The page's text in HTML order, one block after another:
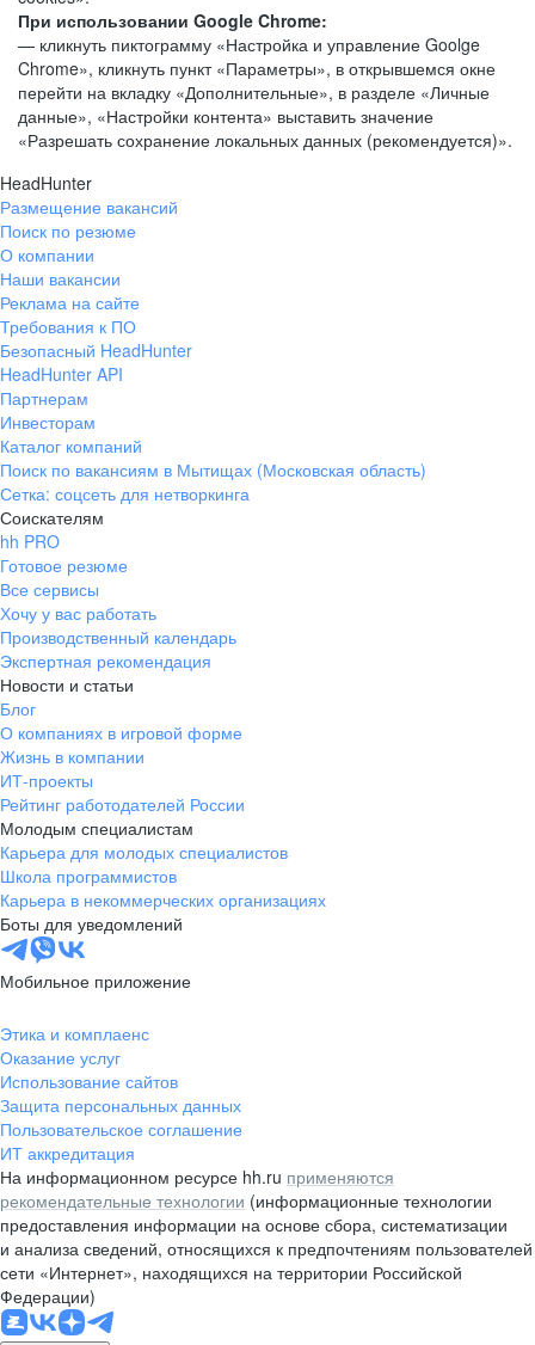
При использовании Google Chrome:
— кликнуть пиктограмму «Настройка и управление Goolge
Chrome», кликнуть пункт «Параметры», в открывшемся окне
перейти на вкладку «Дополнительные», в разделе «Личные
данные», «Настройки контента» выставить значение
«Разрешать сохранение локальных данных (рекомендуется)».
HeadHunter
Размещение вакансий
Поиск по резюме
О компании
Наши вакансии
Реклама на сайте
Требования к ПО
Безопасный HeadHunter
HeadHunter API
Партнерам
Инвесторам
Каталог компаний
Поиск по вакансиям в Мытищах (Московская область)
Сетка: соцсеть для нетворкинга
Соискателям
hh PRO
Готовое резюме
Все сервисы
Хочу у вас работать
Производственный календарь
Экспертная рекомендация
Новости и статьи
Блог
О компаниях в игровой форме
Жизнь в компании
ИТ-проекты
Рейтинг работодателей России
Молодым специалистам
Карьера для молодых специалистов
Школа программистов
Карьера в некоммерческих организациях
Боты для уведомлений
Мобильное приложение
Этика и комплаенс
Оказание услуг
Использование сайтов
Защита персональных данных
Пользовательское соглашение
ИТ аккредитация
На информационном ресурсе hh.ru применяются
рекомендательные технологии (информационные технологии
предоставления информации на основе сбора, систематизации
и анализа сведений, относящихся к предпочтениям пользователей
сети «Интернет», находящихся на территории Российской
Федерации)